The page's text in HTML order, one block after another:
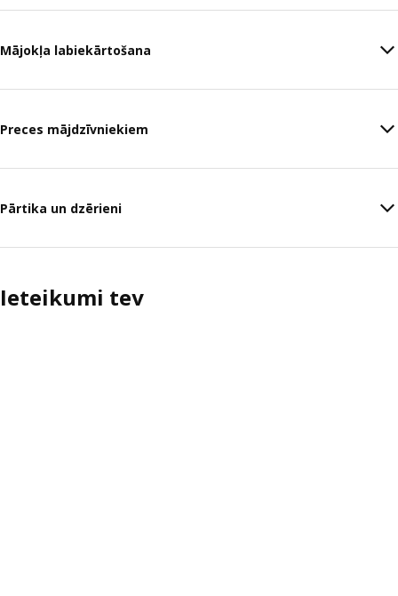
Mājokļa labiekārtošana
Preces mājdzīvniekiem
Pārtika un dzērieni
Ieteikumi tev